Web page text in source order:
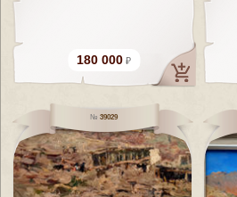
180 000
39029